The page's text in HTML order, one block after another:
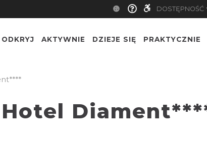
DOSTĘPNOŚĆ
ODKRYJ AKTYWNIE DZIEJE SIĘ PRAKTYCZNIE